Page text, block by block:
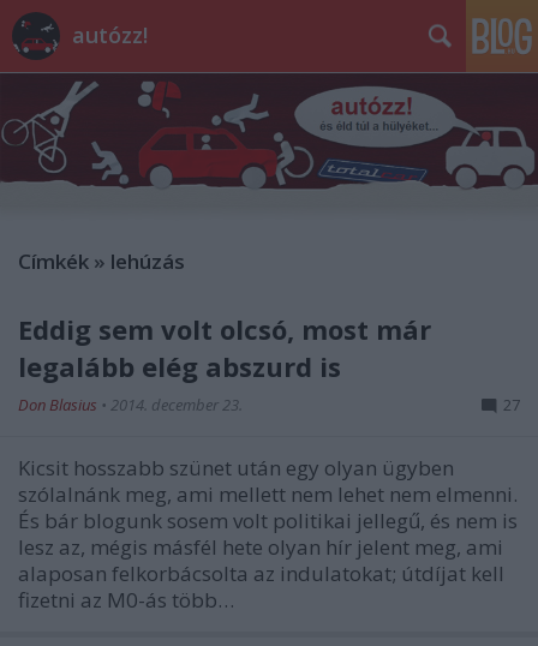
autózz!
Címkék » lehúzás
Eddig sem volt olcsó, most már
legalább elég abszurd is
Don Blasius • 2014. december 23. 27
Kicsit hosszabb szünet után egy olyan ügyben
szólalnánk meg, ami mellett nem lehet nem elmenni.
És bár blogunk sosem volt politikai jellegű, és nem is
lesz az, mégis másfél hete olyan hír jelent meg, ami
alaposan felkorbácsolta az indulatokat; útdíjat kell
fizetni az M0-ás több…